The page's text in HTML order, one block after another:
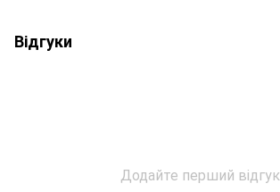
Відгуки
Додайте перший відгук